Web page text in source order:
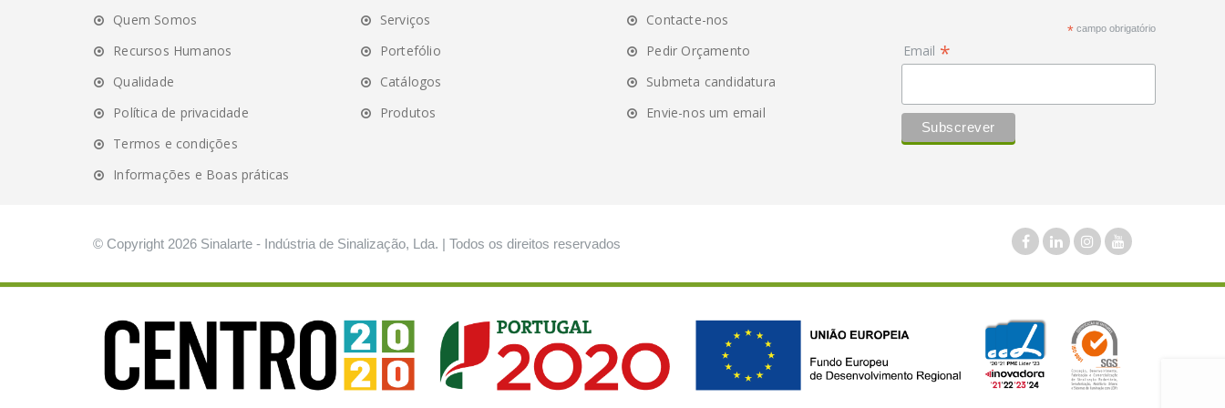
chosen
product
page
be
chosen
product
Quem Somos
Recursos Humanos
Qualidade
Política de privacidade
Termos e condições
Informações e Boas práticas
Serviços
Portefólio
Catálogos
Produtos
Contacte-nos
Pedir Orçamento
Submeta candidatura
Envie-nos um email
*campo obrigatório
Email *
© Copyright 2026 Sinalarte - Indústria de Sinalização, Lda. | Todos os direitos reservados